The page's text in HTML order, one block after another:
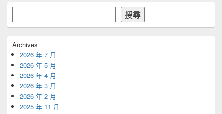
Primary
Widget
尋
搜尋
Archives
2026 年 7 月
2026 年 5 月
2026 年 4 月
2026 年 3 月
2026 年 2 月
2025 年 11 月